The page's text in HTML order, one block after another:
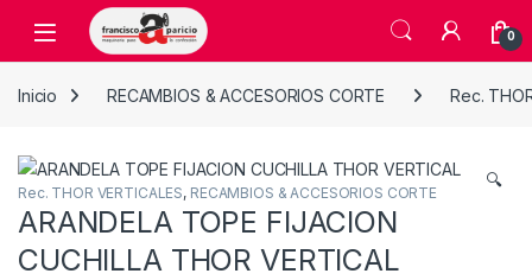
Skip to navigation
Skip to content
Open 0
Inicio RECAMBIOS & ACCESORIOS CORTE Rec.
🔍
Rec. THOR VERTICALES, RECAMBIOS & ACCESORIOS CORTE
ARANDELA TOPE FIJACION
CUCHILLA THOR VERTICAL